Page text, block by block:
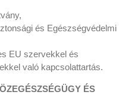
és Egészségvédelmi
EU szervekkel és
való kapcsolattartás.
ÉS